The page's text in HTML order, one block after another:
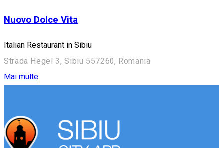
Nuovo Dolce Vita
Italian Restaurant in Sibiu
Strada Hegel 3, Sibiu 557260, Romania
Mai multe